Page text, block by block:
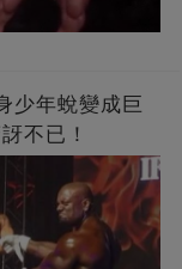
少年蛻變成巨
不已！